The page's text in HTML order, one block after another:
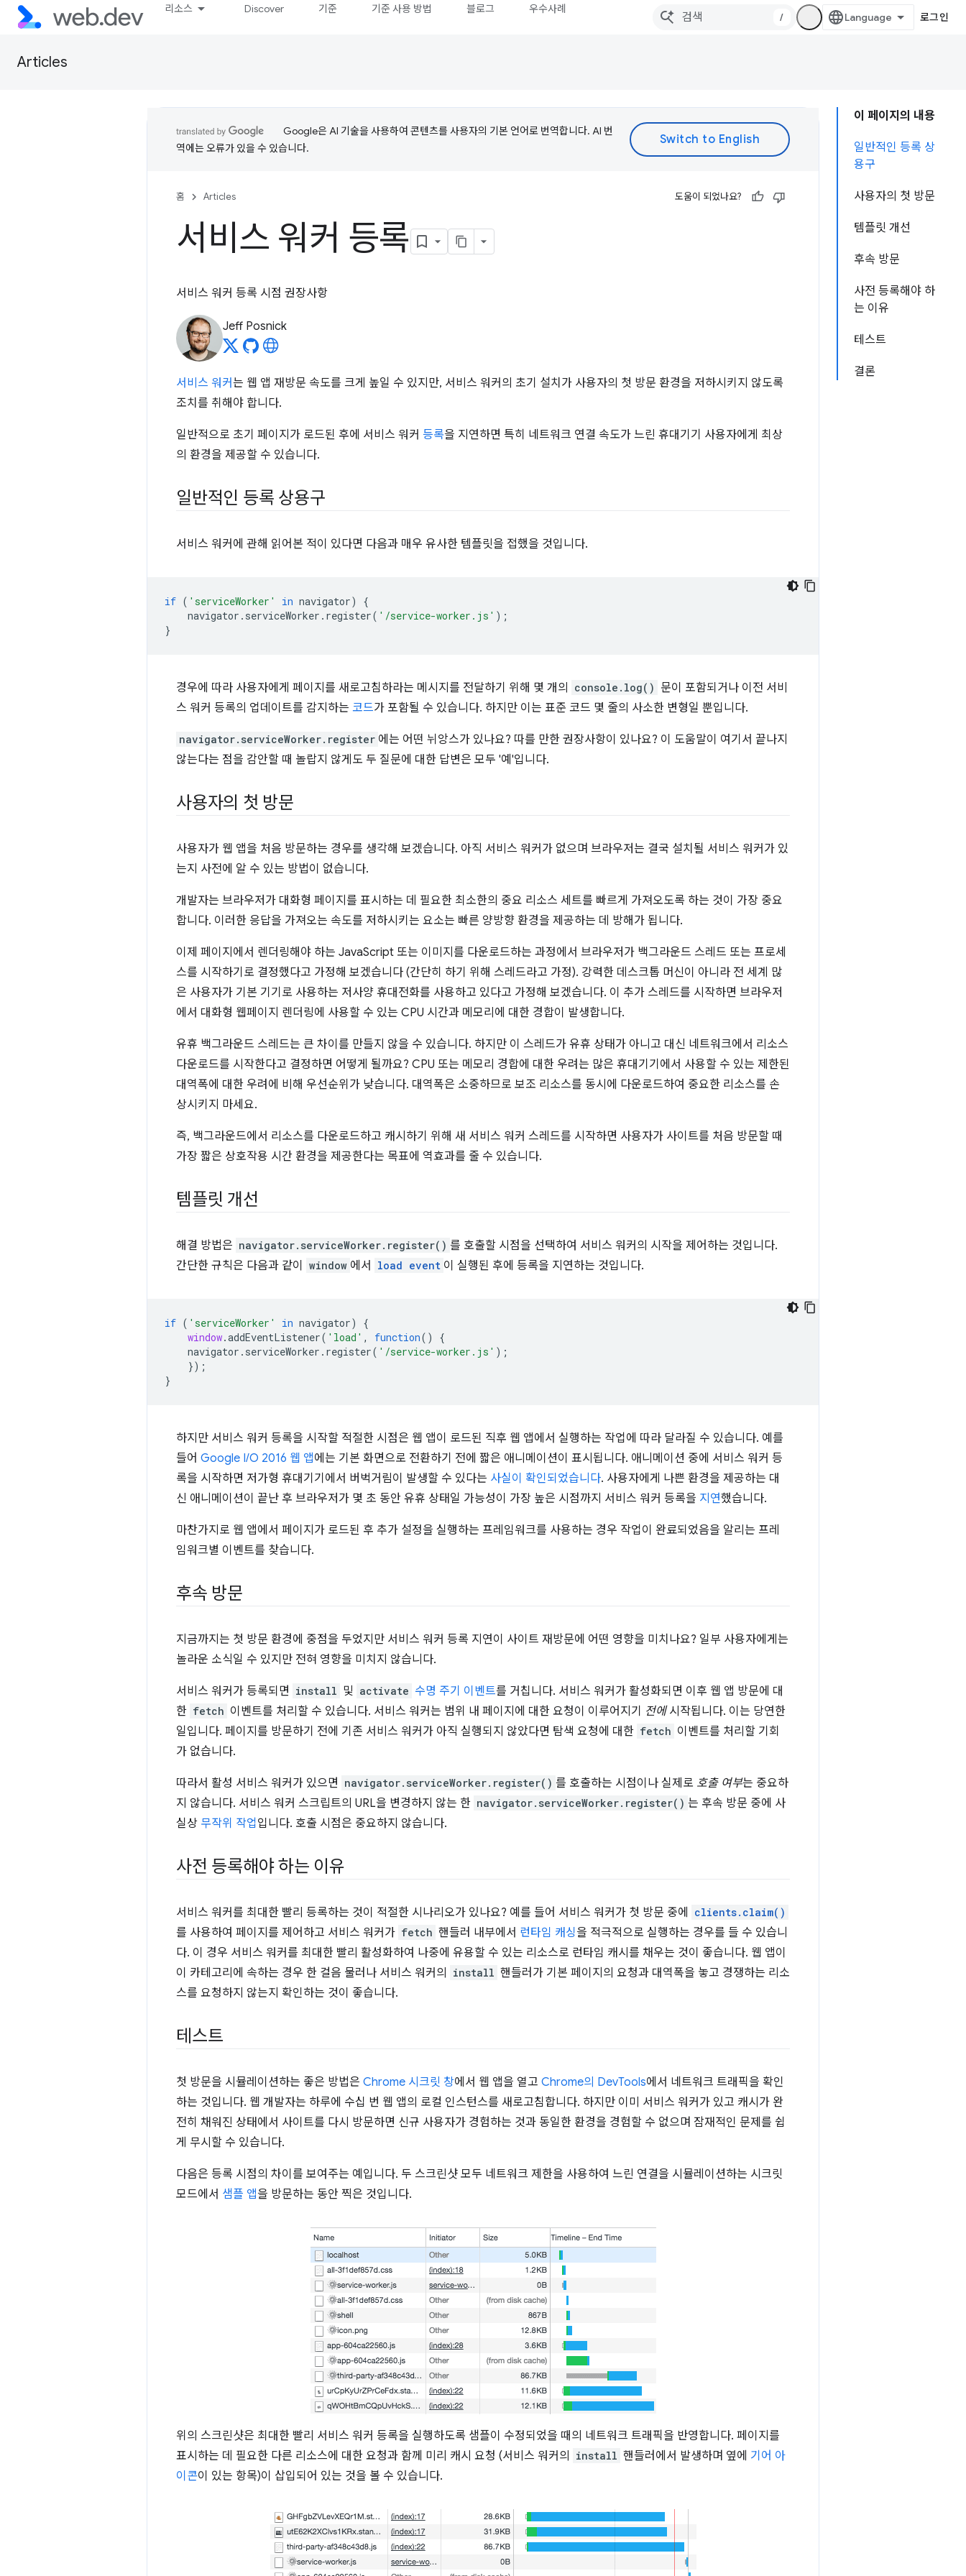
리소스 Discover 기준 기준 사용 방법 블로그 우수사례
/ 로그인
Articles
이 페이지의 내용
일반적인 등록 상
용구
사용자의 첫 방문
템플릿 개선
후속 방문
사전 등록해야 하
는 이유
테스트
결론
Google은 AI 기술을 사용하여 콘텐츠를 사용자의 기본 언어로 번역합니다. AI 번
역에는 오류가 있을 수 있습니다.
홈 Articles 도움이 되었나요?
서비스 워커 등록
서비스 워커 등록 시점 권장사항
Jeff Posnick
서비스 워커는 웹 앱 재방문 속도를 크게 높일 수 있지만, 서비스 워커의 초기 설치가 사용자의 첫 방문 환경을 저하시키지 않도록
조치를 취해야 합니다.
일반적으로 초기 페이지가 로드된 후에 서비스 워커 등록을 지연하면 특히 네트워크 연결 속도가 느린 휴대기기 사용자에게 최상
의 환경을 제공할 수 있습니다.
일반적인 등록 상용구
서비스 워커에 관해 읽어본 적이 있다면 다음과 매우 유사한 템플릿을 접했을 것입니다.
if ( 'serviceWorker' in navigator)
{
navigator . serviceWorker . register( '/service-worker.js' );
}
경우에 따라 사용자에게 페이지를 새로고침하라는 메시지를 전달하기 위해 몇 개의 console.log() 문이 포함되거나 이전 서비
스 워커 등록의 업데이트를 감지하는 코드가 포함될 수 있습니다. 하지만 이는 표준 코드 몇 줄의 사소한 변형일 뿐입니다.
navigator.serviceWorker.register 에는 어떤 뉘앙스가 있나요? 따를 만한 권장사항이 있나요? 이 도움말이 여기서 끝나지
않는다는 점을 감안할 때 놀랍지 않게도 두 질문에 대한 답변은 모두 '예'입니다.
사용자의 첫 방문
사용자가 웹 앱을 처음 방문하는 경우를 생각해 보겠습니다. 아직 서비스 워커가 없으며 브라우저는 결국 설치될 서비스 워커가 있
는지 사전에 알 수 있는 방법이 없습니다.
개발자는 브라우저가 대화형 페이지를 표시하는 데 필요한 최소한의 중요 리소스 세트를 빠르게 가져오도록 하는 것이 가장 중요
합니다. 이러한 응답을 가져오는 속도를 저하시키는 요소는 빠른 양방향 환경을 제공하는 데 방해가 됩니다.
이제 페이지에서 렌더링해야 하는 JavaScript 또는 이미지를 다운로드하는 과정에서 브라우저가 백그라운드 스레드 또는 프로세
스를 시작하기로 결정했다고 가정해 보겠습니다 (간단히 하기 위해 스레드라고 가정). 강력한 데스크톱 머신이 아니라 전 세계 많
은 사용자가 기본 기기로 사용하는 저사양 휴대전화를 사용하고 있다고 가정해 보겠습니다. 이 추가 스레드를 시작하면 브라우저
에서 대화형 웹페이지 렌더링에 사용할 수 있는 CPU 시간과 메모리에 대한 경합이 발생합니다.
유휴 백그라운드 스레드는 큰 차이를 만들지 않을 수 있습니다. 하지만 이 스레드가 유휴 상태가 아니고 대신 네트워크에서 리소스
다운로드를 시작한다고 결정하면 어떻게 될까요? CPU 또는 메모리 경합에 대한 우려는 많은 휴대기기에서 사용할 수 있는 제한된
대역폭에 대한 우려에 비해 우선순위가 낮습니다. 대역폭은 소중하므로 보조 리소스를 동시에 다운로드하여 중요한 리소스를 손
상시키지 마세요.
즉, 백그라운드에서 리소스를 다운로드하고 캐시하기 위해 새 서비스 워커 스레드를 시작하면 사용자가 사이트를 처음 방문할 때
가장 짧은 상호작용 시간 환경을 제공한다는 목표에 역효과를 줄 수 있습니다.
템플릿 개선
해결 방법은 navigator.serviceWorker.register() 를 호출할 시점을 선택하여 서비스 워커의 시작을 제어하는 것입니다.
간단한 규칙은 다음과 같이
window 에서 load event 이 실행된 후에 등록을 지연하는 것입니다.
if ( 'serviceWorker' in navigator)
{
window.addEventListener( 'load' , function()
{
navigator . serviceWorker . register( '/service-worker.js' );
});
}
하지만 서비스 워커 등록을 시작할 적절한 시점은 웹 앱이 로드된 직후 웹 앱에서 실행하는 작업에 따라 달라질 수 있습니다. 예를
들어 Google I/O 2016 웹 앱에는 기본 화면으로 전환하기 전에 짧은 애니메이션이 표시됩니다. 애니메이션 중에 서비스 워커 등
록을 시작하면 저가형 휴대기기에서 버벅거림이 발생할 수 있다는 사실이 확인되었습니다. 사용자에게 나쁜 환경을 제공하는 대
신 애니메이션이 끝난 후 브라우저가 몇 초 동안 유휴 상태일 가능성이 가장 높은 시점까지 서비스 워커 등록을 지연했습니다.
마찬가지로 웹 앱에서 페이지가 로드된 후 추가 설정을 실행하는 프레임워크를 사용하는 경우 작업이 완료되었음을 알리는 프레
임워크별 이벤트를 찾습니다.
후속 방문
지금까지는 첫 방문 환경에 중점을 두었지만 서비스 워커 등록 지연이 사이트 재방문에 어떤 영향을 미치나요? 일부 사용자에게는
놀라운 소식일 수 있지만 전혀 영향을 미치지 않습니다.
서비스 워커가 등록되면 install 및 activate 수명 주기 이벤트를 거칩니다. 서비스 워커가 활성화되면 이후 웹 앱 방문에 대
한 fetch 이벤트를 처리할 수 있습니다. 서비스 워커는 범위 내 페이지에 대한 요청이 이루어지기 전에시작됩니다. 이는 당연한
일입니다. 페이지를 방문하기 전에 기존 서비스 워커가 아직 실행되지 않았다면 탐색 요청에 대한 fetch 이벤트를 처리할 기회
가 없습니다.
따라서 활성 서비스 워커가 있으면 navigator.serviceWorker.register() 를 호출하는 시점이나 실제로 호출 여부는 중요하
지 않습니다. 서비스 워커 스크립트의 URL을 변경하지 않는 한 navigator.serviceWorker.register() 는 후속 방문 중에 사
실상 무작위 작업입니다. 호출 시점은 중요하지 않습니다.
사전 등록해야 하는 이유
서비스 워커를 최대한 빨리 등록하는 것이 적절한 시나리오가 있나요? 예를 들어 서비스 워커가 첫 방문 중에 clients.claim()
를 사용하여 페이지를 제어하고 서비스 워커가 fetch 핸들러 내부에서 런타임 캐싱을 적극적으로 실행하는 경우를 들 수 있습니
다. 이 경우 서비스 워커를 최대한 빨리 활성화하여 나중에 유용할 수 있는 리소스로 런타임 캐시를 채우는 것이 좋습니다. 웹 앱이
이 카테고리에 속하는 경우 한 걸음 물러나 서비스 워커의
install 핸들러가 기본 페이지의 요청과 대역폭을 놓고 경쟁하는 리소
스를 요청하지 않는지 확인하는 것이 좋습니다.
테스트
첫 방문을 시뮬레이션하는 좋은 방법은 Chrome 시크릿 창에서 웹 앱을 열고 Chrome의 DevTools에서 네트워크 트래픽을 확인
하는 것입니다. 웹 개발자는 하루에 수십 번 웹 앱의 로컬 인스턴스를 새로고침합니다. 하지만 이미 서비스 워커가 있고 캐시가 완
전히 채워진 상태에서 사이트를 다시 방문하면 신규 사용자가 경험하는 것과 동일한 환경을 경험할 수 없으며 잠재적인 문제를 쉽
게 무시할 수 있습니다.
다음은 등록 시점의 차이를 보여주는 예입니다. 두 스크린샷 모두 네트워크 제한을 사용하여 느린 연결을 시뮬레이션하는 시크릿
모드에서 샘플 앱을 방문하는 동안 찍은 것입니다.
위의 스크린샷은 최대한 빨리 서비스 워커 등록을 실행하도록 샘플이 수정되었을 때의 네트워크 트래픽을 반영합니다. 페이지를
표시하는 데 필요한 다른 리소스에 대한 요청과 함께 미리 캐시 요청 (서비스 워커의
install 핸들러에서 발생하며 옆에 기어 아
이콘이 있는 항목)이 삽입되어 있는 것을 볼 수 있습니다.